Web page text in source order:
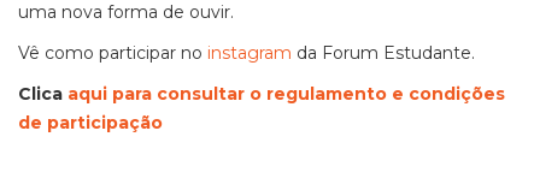
uma nova forma de ouvir.
Vê como participar no instagram da Forum Estudante.
Clica aqui para consultar o regulamento e condições
de participação